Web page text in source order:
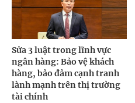
Sửa 3 luật trong lĩnh vực
ngân hàng: Bảo vệ khách
hàng, bảo đảm cạnh tranh
lành mạnh trên thị trường
tài chính